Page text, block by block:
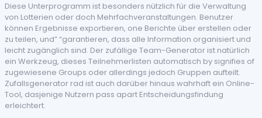
Diese Unterprogramm ist besonders nützlich für die Verwaltung
von Lotterien oder doch Mehrfachveranstaltungen. Benutzer
können Ergebnisse exportieren, one Berichte über erstellen oder
zu teilen, und” “garantieren, dass alle Information organisiert und
leicht zugänglich sind. Der zufällige Team-Generator ist natürlich
ein Werkzeug, dieses Teilnehmerlisten automatisch by signifies of
zugewiesene Groups oder allerdings jedoch Gruppen aufteilt.
Zufallsgenerator rad ist auch darüber hinaus wahrhaft ein Online-
Tool, dasjenige Nutzern pass apart Entscheidungsfindung
erleichtert.